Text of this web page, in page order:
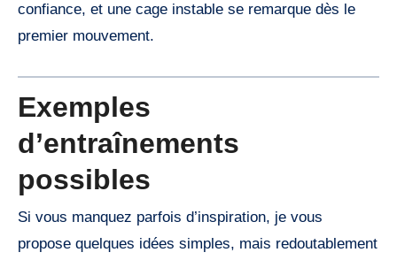
confiance, et une cage instable se remarque dès le
premier mouvement.
Exemples
d’entraînements
possibles
Si vous manquez parfois d’inspiration, je vous
propose quelques idées simples, mais redoutablement